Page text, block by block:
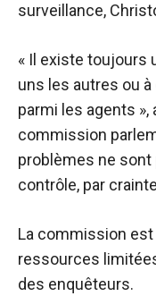
surveillance,
« Il existe toujours
uns les autres ou
parmi les agents
commission
problèmes ne
contrôle, par
La commission
ressources
des enquêteurs.